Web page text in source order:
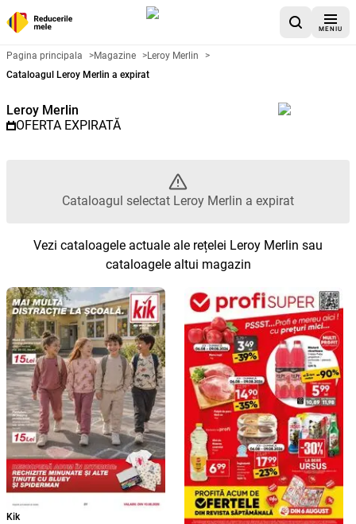
MENIU
Catalog promoțional Leroy
Pagina principala >Magazine >Leroy Merlin
>
Cataloagul Leroy Merlin a expirat
Leroy Merlin
OFERTA EXPIRATĂ
Cataloagul selectat Leroy Merlin a expirat
Vezi cataloagele actuale ale rețelei Leroy Merlin sau
cataloagele altui magazin
Kik